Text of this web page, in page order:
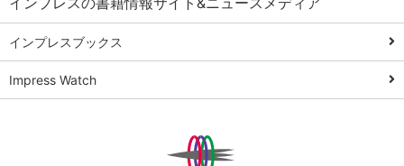
Teams踏み込み
活用術
Excel講師の仕事
術
インプレスブックス
Impress Watch